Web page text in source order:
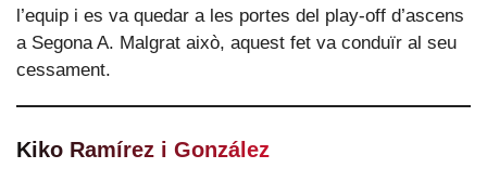
l’equip i es va quedar a les portes del play-off d’ascens
a Segona A. Malgrat això, aquest fet va conduïr al seu
cessament.
Kiko Ramírez i González